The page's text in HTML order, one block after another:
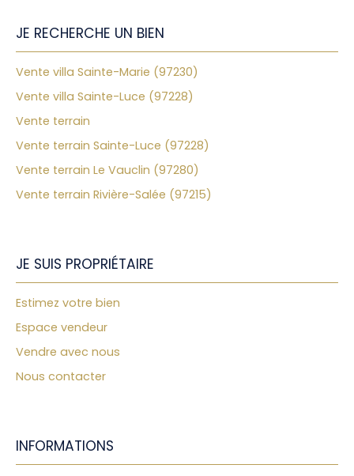
JE RECHERCHE UN BIEN
Vente villa Sainte-Marie (97230)
Vente villa Sainte-Luce (97228)
Vente terrain
Vente terrain Sainte-Luce (97228)
Vente terrain Le Vauclin (97280)
Vente terrain Rivière-Salée (97215)
JE SUIS PROPRIÉTAIRE
Estimez votre bien
Espace vendeur
Vendre avec nous
Nous contacter
INFORMATIONS